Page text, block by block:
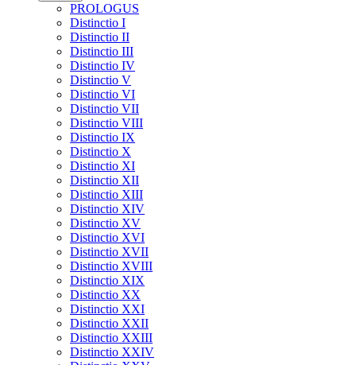
PROLOGUS
Distinctio I
Distinctio II
Distinctio III
Distinctio IV
Distinctio V
Distinctio VI
Distinctio VII
Distinctio VIII
Distinctio IX
Distinctio X
Distinctio XI
Distinctio XII
Distinctio XIII
Distinctio XIV
Distinctio XV
Distinctio XVI
Distinctio XVII
Distinctio XVIII
Distinctio XIX
Distinctio XX
Distinctio XXI
Distinctio XXII
Distinctio XXIII
Distinctio XXIV